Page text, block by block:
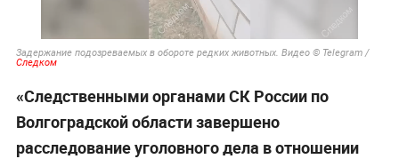
Задержание подозреваемых в обороте редких животных. Видео © Telegram /
Следком
«Следственными органами СК России по
Волгоградской области завершено
расследование уголовного дела в отношении